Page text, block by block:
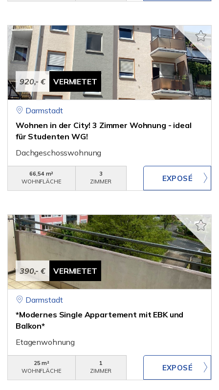
920,- € VERMIETET
Darmstadt
Wohnen in der City! 3 Zimmer Wohnung - ideal
für Studenten WG!
Dachgeschosswohnung
66,54 m²
WOHNFLÄCHE
3
ZIMMER
390,- € VERMIETET
Darmstadt
*Modernes Single Appartement mit EBK und
Balkon*
Etagenwohnung
25 m²
WOHNFLÄCHE
1
ZIMMER